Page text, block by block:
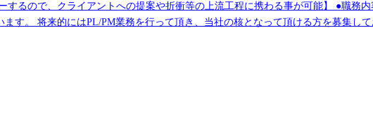
イアントへの提案や折衝等の上流工程に携わる事が可能】 ●職務内容 エンドユーザ
す。 将来的にはPL/PM業務を行って頂き、当社の核となって頂ける方を募集し
リモート比率)を相談し、希望を叶えられるように決定いたします。